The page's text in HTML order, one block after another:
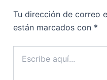
Tu dirección de correo
están marcados con *
aquí...